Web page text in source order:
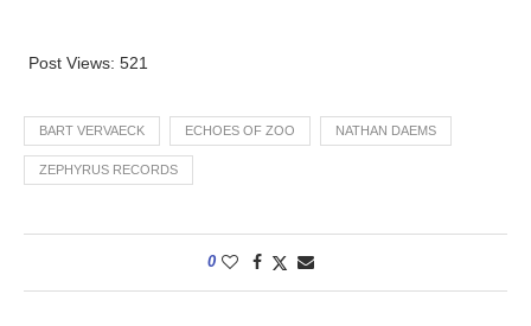
Post Views: 521
BART VERVAECK ECHOES OF ZOO NATHAN DAEMS
ZEPHYRUS RECORDS
0